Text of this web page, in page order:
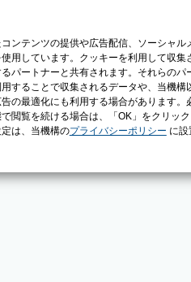
ンテンツの提供や広告配信、ソーシャ
用しています。クッキーを利用して収
パートナーと共有されます。それらの
することで収集されるデータや、当機
の最適化にも利用する場合があります
閲覧を続ける場合は、「OK」をクリッ
は、当機構のプライバシーポリシー に